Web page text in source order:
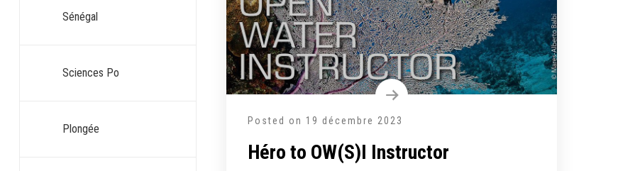
Sénégal
Sciences Po
Plongée
Posted on 19 décembre 2023
Héro to OW(S)I Instructor